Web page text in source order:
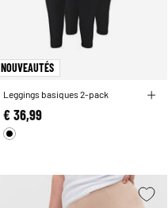
NOUVEAUTÉS
Leggings basiques 2-pack
€ 36,99